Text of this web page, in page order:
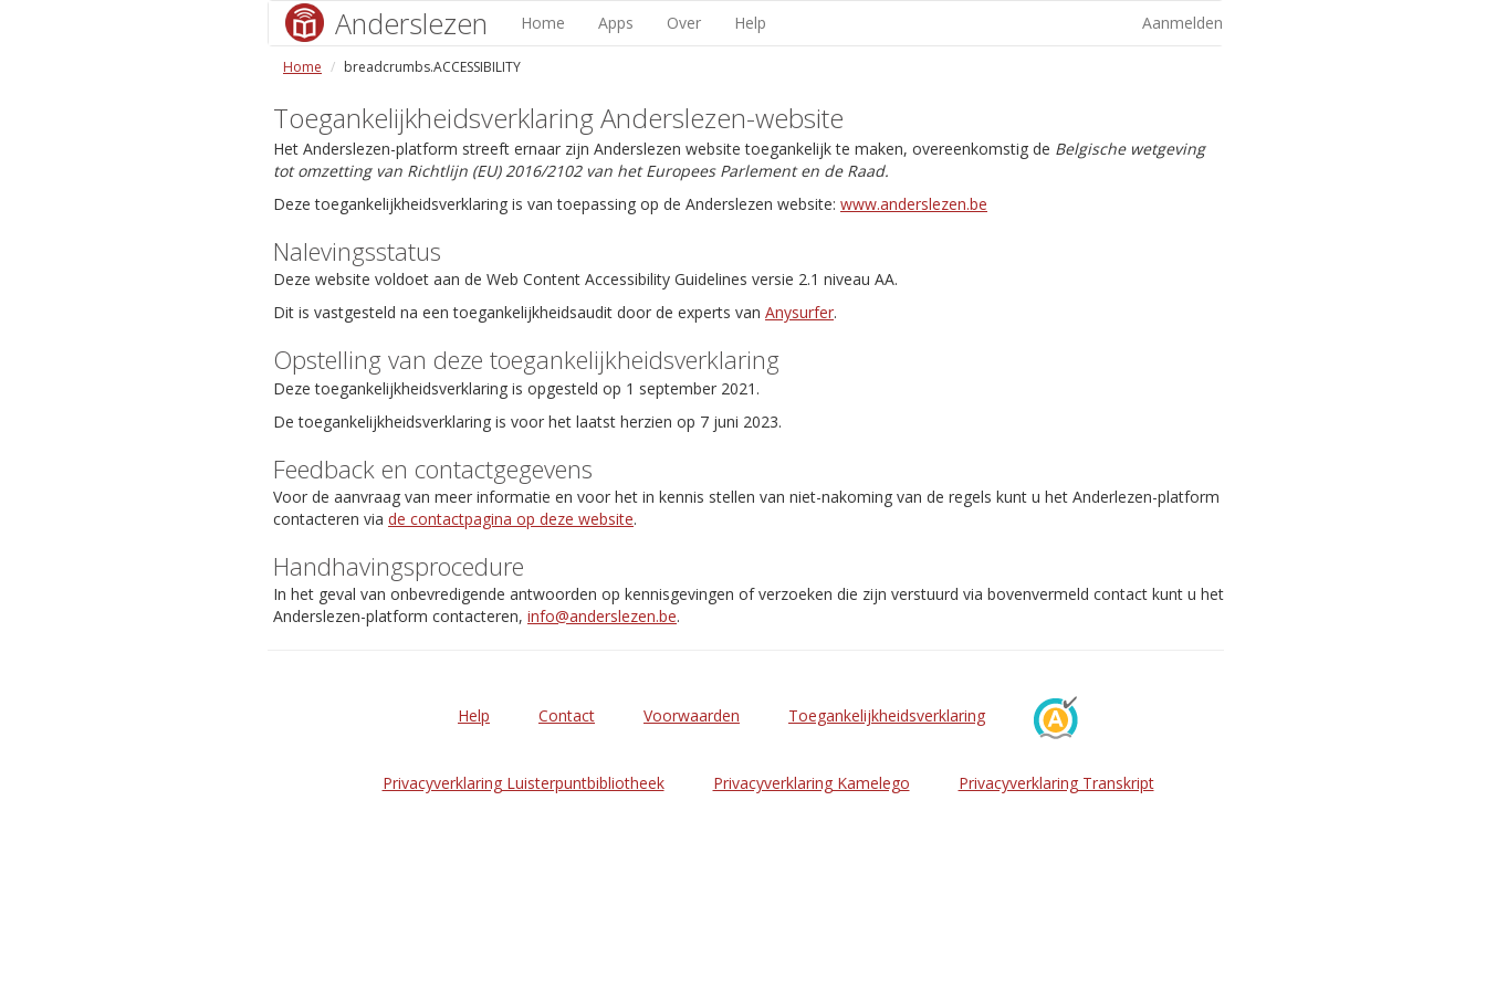
Anderslezen Home Apps Over Help Aanmelden
Home breadcrumbs.ACCESSIBILITY
Toegankelijkheidsverklaring Anderslezen-website
Het Anderslezen-platform streeft ernaar zijn Anderslezen website toegankelijk te maken, overeenkomstig de Belgische wetgeving
tot omzetting van Richtlijn (EU) 2016/2102 van het Europees Parlement en de Raad.
Deze toegankelijkheidsverklaring is van toepassing op de Anderslezen website: www.anderslezen.be
Nalevingsstatus
Deze website voldoet aan de Web Content Accessibility Guidelines versie 2.1 niveau AA.
Dit is vastgesteld na een toegankelijkheidsaudit door de experts van Anysurfer.
Opstelling van deze toegankelijkheidsverklaring
Deze toegankelijkheidsverklaring is opgesteld op 1 september 2021.
De toegankelijkheidsverklaring is voor het laatst herzien op 7 juni 2023.
Feedback en contactgegevens
Voor de aanvraag van meer informatie en voor het in kennis stellen van niet-nakoming van de regels kunt u het Anderlezen-platform
contacteren via de contactpagina op deze website.
Handhavingsprocedure
In het geval van onbevredigende antwoorden op kennisgevingen of verzoeken die zijn verstuurd via bovenvermeld contact kunt u het
Anderslezen-platform contacteren, info@anderslezen.be.
Help Contact Voorwaarden Toegankelijkheidsverklaring
Privacyverklaring Luisterpuntbibliotheek Privacyverklaring Kamelego Privacyverklaring Transkript